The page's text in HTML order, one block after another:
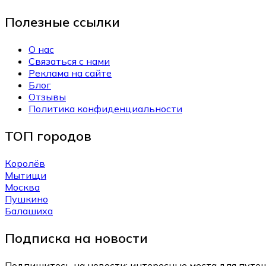
Полезные ссылки
О нас
Связаться с нами
Реклама на сайте
Блог
Отзывы
Политика конфиденциальности
ТОП городов
Королёв
Мытищи
Москва
Пушкино
Балашиха
Подписка на новости